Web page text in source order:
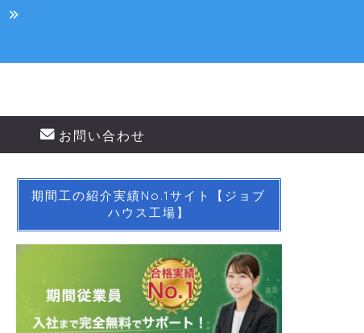
お問い合わせ
期間工の紹介実績No.1サイト【ジョブ
ハウス工場】